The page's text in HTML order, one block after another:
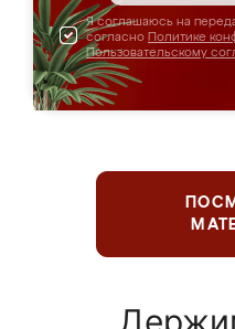
Я соглашаюсь на
согласно Политике
Пользовательскому